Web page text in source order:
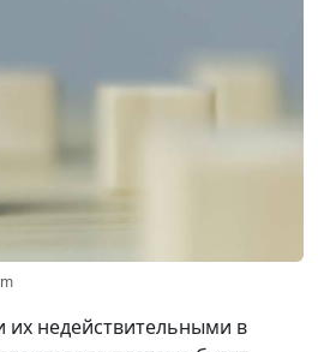
недействительными в